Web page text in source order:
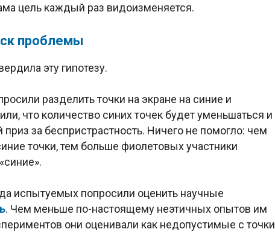
цель каждый раз видоизменяется.
проблемы
эту гипотезу.
разделить точки на экране на синие и
что количество синих точек будет уменьшаться и
за беспристрастность. Ничего не помогло: чем
точки, тем больше фиолетовых участники
испытуемых попросили оценить научные
. Чем меньше по-настоящему неэтичных опытов им
они оценивали как недопустимые с точки